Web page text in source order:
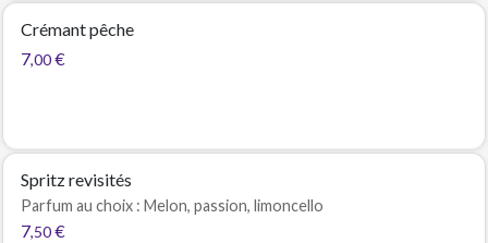
Crémant pêche
7,00 €
Spritz revisités
Parfum au choix : Melon, passion, limoncello
7,50 €